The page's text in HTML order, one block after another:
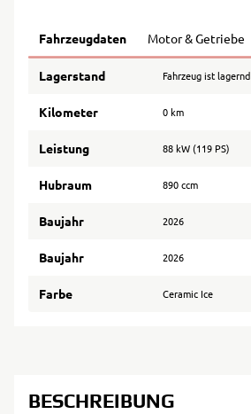
Fahrzeugdaten Motor & Getriebe
Lagerstand Fahrzeug ist lagernd
Kilometer 0 km
Leistung 88 kW (119 PS)
Hubraum 890 ccm
Baujahr 2026
Baujahr 2026
Farbe Ceramic Ice
BESCHREIBUNG